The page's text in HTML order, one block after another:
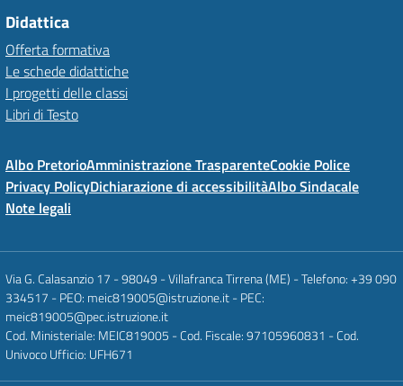
Didattica
Offerta formativa
Le schede didattiche
I progetti delle classi
Libri di Testo
Albo PretorioAmministrazione TrasparenteCookie Police
Privacy PolicyDichiarazione di accessibilitàAlbo Sindacale
Note legali
Via G. Calasanzio 17 - 98049 - Villafranca Tirrena (ME) - Telefono: +39 090
334517 - PEO: meic819005@istruzione.it - PEC:
meic819005@pec.istruzione.it
Cod. Ministeriale: MEIC819005 - Cod. Fiscale: 97105960831 - Cod.
Univoco Ufficio: UFH671